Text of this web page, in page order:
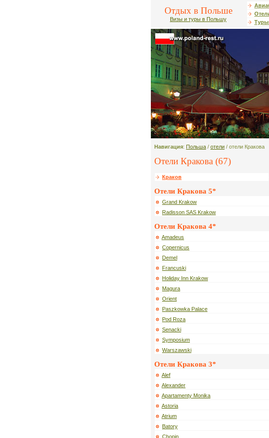
Отдых в Польше
Визы и туры в Польшу
Навигация: Польша / отели / отели Кракова
Отели Кракова (67)
Краков
Отели Кракова 5*
Grand Krakow
Radisson SAS Krakow
Отели Кракова 4*
Amadeus
Copernicus
Demel
Francuski
Holiday Inn Krakow
Magura
Orient
Paszkowka Palace
Pod Roza
Senacki
Symposium
Warszawski
Отели Кракова 3*
Alef
Alexander
Apartamenty Monika
Astoria
Atrium
Batory
Chopin